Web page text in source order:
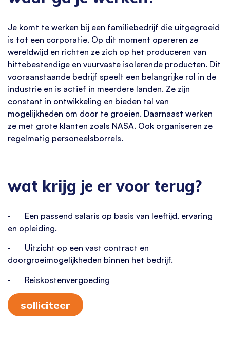
Je komt te werken bij een familiebedrijf die uitgegroeid
is tot een corporatie. Op dit moment opereren ze
wereldwijd en richten ze zich op het produceren van
hittebestendige en vuurvaste isolerende producten. Dit
vooraanstaande bedrijf speelt een belangrijke rol in de
industrie en is actief in meerdere landen. Ze zijn
constant in ontwikkeling en bieden tal van
mogelijkheden om door te groeien. Daarnaast werken
ze met grote klanten zoals NASA. Ook organiseren ze
regelmatig personeelsborrels.
wat krijg je er voor terug?
· Een passend salaris op basis van leeftijd, ervaring
en opleiding.
· Uitzicht op een vast contract en
doorgroeimogelijkheden binnen het bedrijf.
· Reiskostenvergoeding
solliciteer